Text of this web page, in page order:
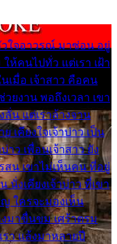
วใจอาวรณ์ มาซ่อน อยู่
ห้คนไปทั่ว แต่เรา เฝ้า
เมื่อ เจ้าสาว คือคน
ยงาน พอถึงเวลา เขา
ลั่น แต่เราล้างจาน
เคียงใจเจ้าบ่าว เป็น
ว เพื่อนเจ้าสาว ยัง
น เขาไม่เห็นคน ที่อยู่
นั่งเคียงเจ้าบ่าว ที่เขา
ญ ใครจะมองเห็น
มาขื่นขม เศร้าตรม
า แล้งมาหลายปี